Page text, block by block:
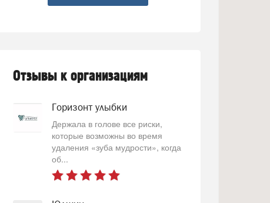
Отзывы к организациям
Горизонт улыбки
Держала в голове все риски,
которые возможны во время
удаления «зуба мудрости», когда
об...